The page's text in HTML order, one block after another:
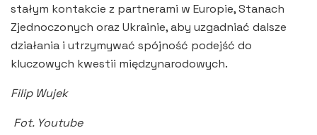
stałym kontakcie z partnerami w Europie, Stanach
Zjednoczonych oraz Ukrainie, aby uzgadniać dalsze
działania i utrzymywać spójność podejść do
kluczowych kwestii międzynarodowych.
Filip Wujek
Fot. Youtube